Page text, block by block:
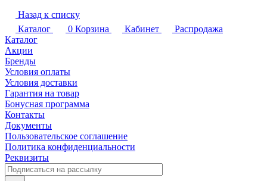
Назад к списку
Каталог
0 Корзина Кабинет
Распродажа
Каталог
Акции
Бренды
Условия оплаты
Условия доставки
Гарантия на товар
Бонусная программа
Контакты
Документы
Пользовательское соглашение
Политика конфиденциальности
Реквизиты